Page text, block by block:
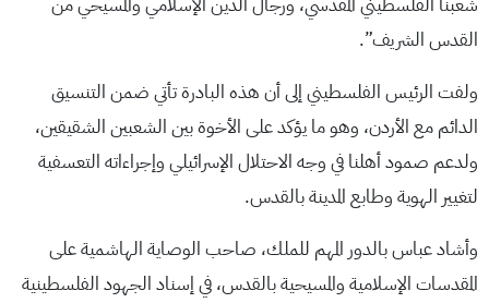
القدس الشريف”.
ولفت الرئيس الفلسطيني إلى أن هذه البادرة تأتي ضمن التنسيق
الدائم مع الأردن، وهو ما يؤكد على الأخوة بين الشعبين الشقيقين،
ولدعم صمود أهلنا في وجه الاحتلال الإسرائيلي وإجراءاته التعسفية
لتغيير الهوية وطابع المدينة بالقدس.
وأشاد عباس بالدور المهم للملك، صاحب الوصاية الهاشمية على
المقدسات الإسلامية والمسيحية بالقدس، في إسناد الجهود الفلسطينية